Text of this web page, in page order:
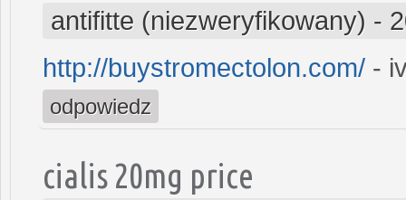
antifitte (niezweryfikowany) -
http://buystromectolon.com/ -
odpowiedz
cialis 20mg price